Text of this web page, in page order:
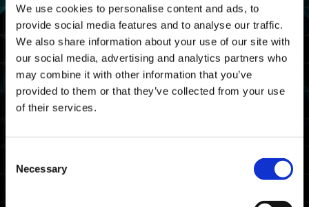
We use cookies to personalise content and ads, to
provide social media features and to analyse our traffic.
We also share information about your use of our site with
our social media, advertising and analytics partners who
may combine it with other information that you’ve
provided to them or that they’ve collected from your use
of their services.
Selection
Necessary